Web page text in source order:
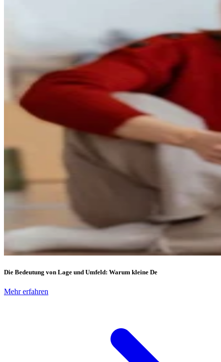
Die Bedeutung von Lage und Umfeld: Warum kleine De
Mehr erfahren